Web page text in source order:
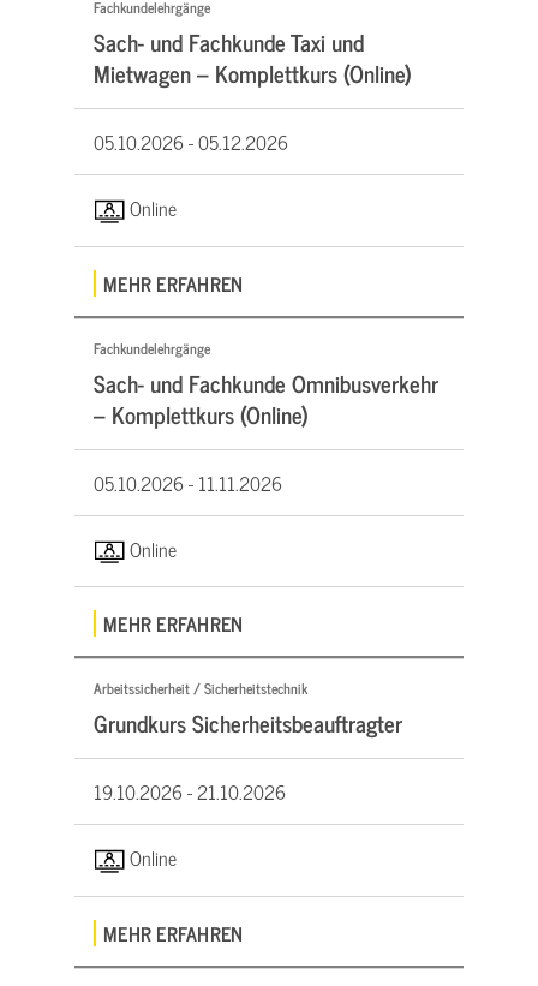
Fachkundelehrgänge
Sach- und Fachkunde Taxi und
Mietwagen – Komplettkurs (Online)
05.10.2026 -05.12.2026
Online
MEHR ERFAHREN
Fachkundelehrgänge
Sach- und Fachkunde Omnibusverkehr
– Komplettkurs (Online)
05.10.2026 -11.11.2026
Online
MEHR ERFAHREN
Arbeitssicherheit / Sicherheitstechnik
Grundkurs Sicherheitsbeauftragter
19.10.2026 -21.10.2026
Online
MEHR ERFAHREN